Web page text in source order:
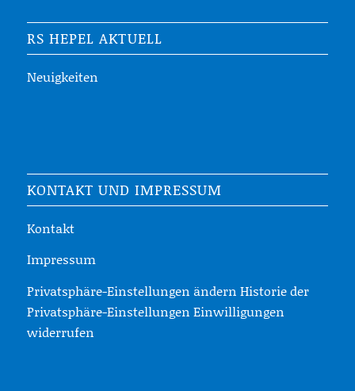
RS HEPEL AKTUELL
Neuigkeiten
KONTAKT UND IMPRESSUM
Kontakt
Impressum
Privatsphäre-Einstellungen ändern Historie der
Privatsphäre-Einstellungen Einwilligungen
widerrufen